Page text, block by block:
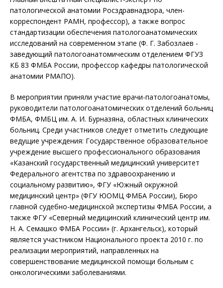
патологической анатомии Росздравнадзора, член-
корреспондент РАМН, профессор), а также вопрос
стандартизации обеспечения патологоанатомических
исследований на современном этапе (Ф. Г. Забозлаев -
заведующий патологоанатомическим отделением ФГУЗ
КБ 83 ФМБА России, профессор кафедры патологической
анатомии РМАПО).
В мероприятии приняли участие врачи-патологоанатомы,
руководители патологоанатомических отделений больниц
ФМБА, ФМБЦ им. А. И. Бурназяна, областных клинических
больниц. Среди участников следует отметить следующие
ведущие учреждения: Государственное образовательное
учреждение высшего профессионального образования
«Казанский государственный медицинский университет
Федерального агентства по здравоохранению и
социальному развитию», ФГУ «Южный окружной
медицинский центр» (ФГУ ЮОМЦ ФМБА России), Бюро
главной судебно-медицинской экспертизы ФМБА России, а
также ФГУ «Северный медицинский клинический центр им.
Н. А. Семашко ФМБА России» (г. Архангельск), который
является участником Национального проекта 2010 г. по
реализации мероприятий, направленных на
совершенствование медицинской помощи больным с
онкологическими заболеваниями.